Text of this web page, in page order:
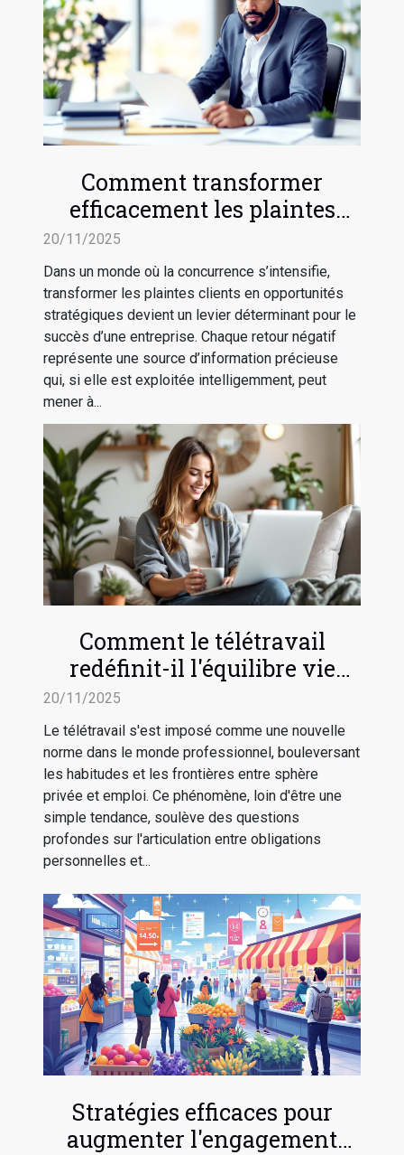
Comment transformer
efficacement les plaintes
clients en avancées
stratégiques ?
20/11/2025
Dans un monde où la concurrence s’intensifie,
transformer les plaintes clients en opportunités
stratégiques devient un levier déterminant pour le
succès d’une entreprise. Chaque retour négatif
représente une source d’information précieuse
qui, si elle est exploitée intelligemment, peut
mener à...
Comment le télétravail
redéfinit-il l'équilibre vie
professionnelle-vie privée ?
20/11/2025
Le télétravail s'est imposé comme une nouvelle
norme dans le monde professionnel, bouleversant
les habitudes et les frontières entre sphère
privée et emploi. Ce phénomène, loin d'être une
simple tendance, soulève des questions
profondes sur l'articulation entre obligations
personnelles et...
Stratégies efficaces pour
augmenter l'engagement